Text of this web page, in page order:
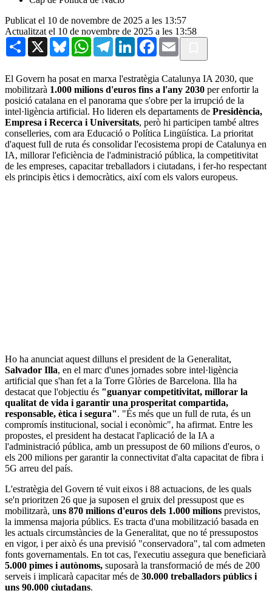
Publicat el 10 de novembre de 2025 a les 13:57
Actualitzat el 10 de novembre de 2025 a les 13:58
Share X BlueskyWhatsAppTelegramLinkedInFacebook
Email
El Govern ha posat en marxa l'estratègia Catalunya IA 2030, que
mobilitzarà 1.000 milions d'euros fins a l'any 2030 per enfortir la
posició catalana en el panorama que s'obre per la irrupció de la
intel·ligència artificial. Ho lideren els departaments de Presidència,
Empresa i Recerca i Universitats, però hi participen també altres
conselleries, com ara Educació o Política Lingüística. La prioritat
d'aquest full de ruta és consolidar l'ecosistema propi de Catalunya en
IA, millorar l'eficiència de l'administració pública, la competitivitat
de les empreses, capacitar treballadors i ciutadans, i fer-ho respectant
els principis ètics i democràtics, així com els valors europeus.
Ho ha anunciat aquest dilluns el president de la Generalitat,
Salvador Illa, en el marc d'unes jornades sobre intel·ligència
artificial que s'han fet a la Torre Glòries de Barcelona. Illa ha
destacat que l'objectiu és "guanyar competitivitat, millorar la
qualitat de vida i garantir una prosperitat compartida,
responsable, ètica i segura". "És més que un full de ruta, és un
compromís institucional, social i econòmic", ha afirmat. Entre les
propostes, el president ha destacat l'aplicació de la IA a
l'administració pública, amb un pressupost de 60 milions d'euros, o
els 200 milions per garantir la connectivitat d'alta capacitat de fibra i
5G arreu del país.
L'estratègia del Govern té vuit eixos i 88 actuacions, de les quals
se'n prioritzen 26 que ja suposen el gruix del pressupost que es
mobilitzarà, uns 870 milions d'euros dels 1.000 milions previstos,
la immensa majoria públics. Es tracta d'una mobilització basada en
les actuals circumstàncies de la Generalitat, que no té pressupostos
en vigor, i per això és una previsió "conservadora", tal com admeten
fonts governamentals. En tot cas, l'executiu assegura que beneficiarà
5.000 pimes i autònoms, suposarà la transformació de més de 200
serveis i implicarà capacitar més de 30.000 treballadors públics i
uns 90.000 ciutadans.